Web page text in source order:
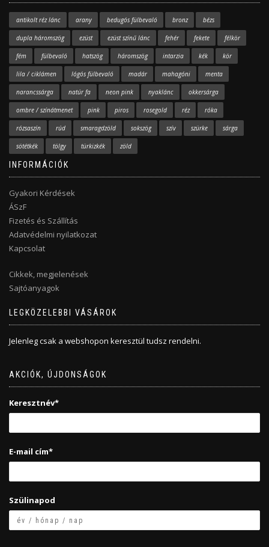
antikolt réz lánc arany bedugós fülbevaló bronz bézs
dupla háromszög ezüst ezüst színű lánc fehér fekete félkör
fém fülbevaló hatszög háromszög intarzia kék kör
lila / ciklámen lógós fülbevaló madár mahagóni menta
narancssárga natúr fa neon pink nyaklánc okkersárga
ombre / színátmenet pink piros rosegold réz róka
rózsaszín rúd smaragdzöld sokszög szív szürke sárga
sötétkék tölgy türkizkék zöld
INFORMÁCIÓK
Gyakori Kérdések
ÁSzF
Fizetés és Szállítás
Adatvédelmi nyilatkozat
Kapcsolat
Cikkek, megjelenések
Sajtóanyagok
LEGKÖZELEBBI VÁSÁROK
Jelenleg csak a webshopon keresztül tudsz rendelni.
AKCIÓK, ÚJDONSÁGOK
Keresztnév*
E-mail cím*
Szülinapod